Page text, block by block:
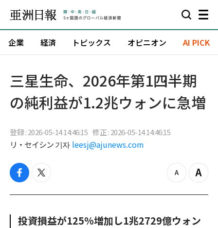
企業 経済 トピックス オピニオン AI PICK
三星生命、2026年第1四半期
の純利益が1.2兆ウォンに急増
登録 : 2026-05-14 14:46:15 修正 : 2026-05-14 14:46:15
リ・セイシン 기자 leesj@ajunews.com
f
c
o
t
i
e
z
o
u
Z
o
n
投資損益が125%増加し1兆2729億ウォン